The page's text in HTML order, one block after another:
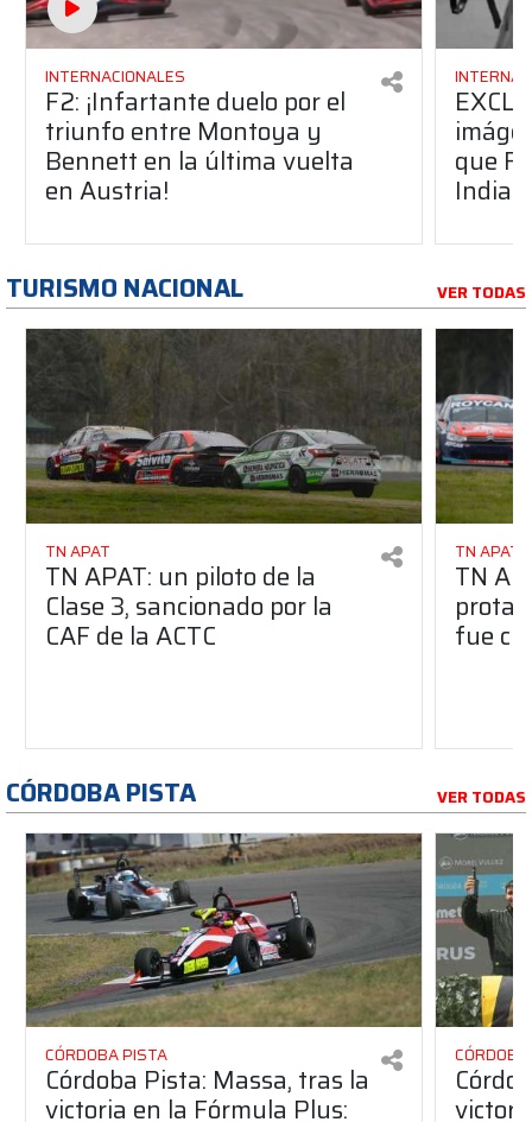
INTERNACIONALES
F2: ¡Infartante duelo por el
triunfo entre Montoya y
Bennett en la última vuelta
en Austria!
que
TURISMO NACIONAL VER TODAS
TN APAT
TN APAT: un piloto de la
Clase 3, sancionado por la
CAF de la ACTC
TN APAT
TN
fue
CÓRDOBA PISTA VER TODAS
CÓRDOBA PISTA
Córdoba Pista: Massa, tras la
victoria en la Fórmula Plus: